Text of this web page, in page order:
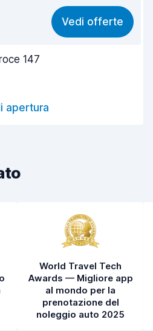
6,7
8,2
Vedi offerte
147
apertura
World Travel Tech
Awards — Migliore app
al mondo per la
prenotazione del
noleggio auto 2025